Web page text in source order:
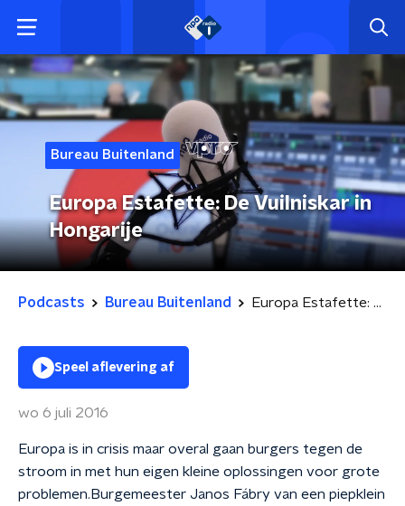
Bureau Buitenland
Europa Estafette: De Vuilniskar in
Hongarije
Podcasts Bureau Buitenland Europa Estafette: De Vuilniskar in Hongarije
Speel aflevering af
wo 6 juli 2016
Europa is in crisis maar overal gaan burgers tegen de
stroom in met hun eigen kleine oplossingen voor grote
problemen.Burgemeester Janos Fábry van een piepklein